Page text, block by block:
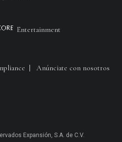
Entertainment
| Anúnciate con nosotros
Expansión, S.A. de C.V.